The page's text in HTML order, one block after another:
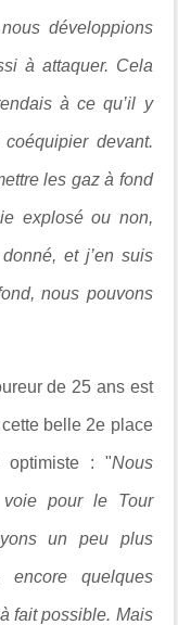
développions
à attaquer. Cela
à ce qu’il y
devant.
les gaz à fond
explosé ou non,
et j’en suis
nous pouvons
de 25 ans est
belle 2e place
optimiste : "Nous
pour le Tour
un peu plus
quelques
fait possible. Mais